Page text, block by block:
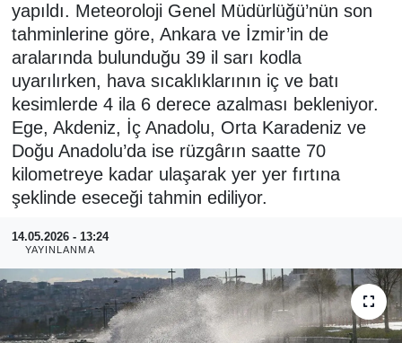
yapıldı. Meteoroloji Genel Müdürlüğü’nün son
tahminlerine göre, Ankara ve İzmir’in de
aralarında bulunduğu 39 il sarı kodla
uyarılırken, hava sıcaklıklarının iç ve batı
kesimlerde 4 ila 6 derece azalması bekleniyor.
Ege, Akdeniz, İç Anadolu, Orta Karadeniz ve
Doğu Anadolu’da ise rüzgârın saatte 70
kilometreye kadar ulaşarak yer yer fırtına
şeklinde eseceği tahmin ediliyor.
14.05.2026 - 13:24
YAYINLANMA
ASAYİŞ
RESMİ REKLAM
Haber Arşivi